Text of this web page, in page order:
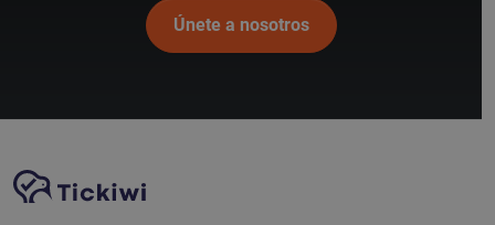
Únete a nosotros
Navegación del sitio
Plataforma Tickiwi